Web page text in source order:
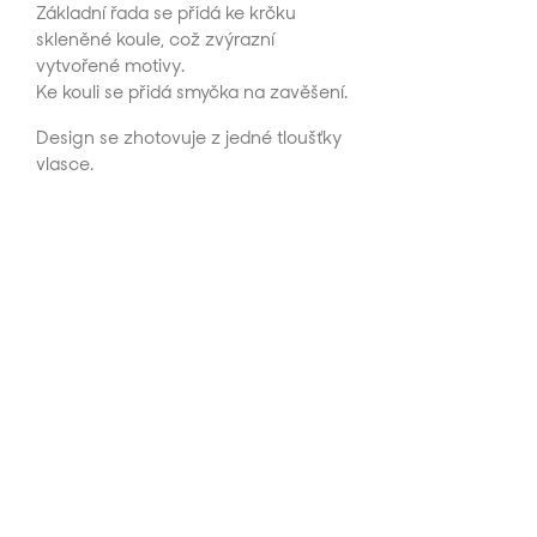
Základní řada se přidá ke krčku
skleněné koule, což zvýrazní
vytvořené motivy.
Ke kouli se přidá smyčka na zavěšení.
Design se zhotovuje z jedné tloušťky
vlasce.